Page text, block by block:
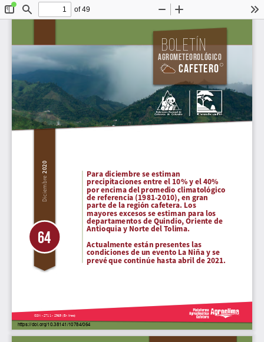
ToggleFind
of 49
Zoom
ISSN - 2711 - 2969 (En línea)
Boletín
Agrometeorológico
Cafetero
Diciembre
2020
64
Para diciembre se estiman
precipitaciones entre el 10% y el 40%
por encima del promedio climatológico
de referencia (1981-2010), en gran
parte de la región cafetera. Los
mayores excesos se estiman para los
departamentos de Quindío, Oriente de
Antioquia y Norte del Tolima.
Actualmente están presentes las
condiciones de un evento La Niña y se
prevé que continúe hasta abril de 2021.
https://doi.org/10.38141/10784/064